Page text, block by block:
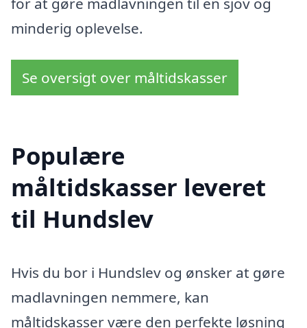
minderig oplevelse.
Se oversigt over måltidskasser
Populære
måltidskasser leveret
til Hundslev
Hvis du bor i Hundslev og ønsker at gøre
madlavningen nemmere, kan
måltidskasser være den perfekte løsning